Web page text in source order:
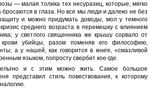
— малая толика тех несуразиц, которые, мягко
бросаются в глаза. Но все мы люди и далеко не без
и можно придумать доводы, мол у темного
среднего возраста в перемешку с влиянием
у светлого священника же крышу сорвало от
убийцы, разом поменяв его философию,
а у нашей, как говорится в книге, «смазливой
языком, попросту свербит кое-где.
и с этим можно жить. Самое большое
представил стиль повествования, к которому